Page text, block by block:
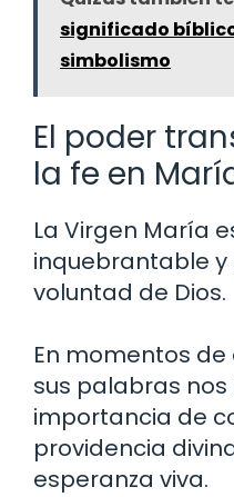
significado
simbolismo
El poder
la fe en
La Virgen María
inquebrantable
voluntad de Dios.
En momentos
sus palabras
importancia de
providencia
esperanza viva.